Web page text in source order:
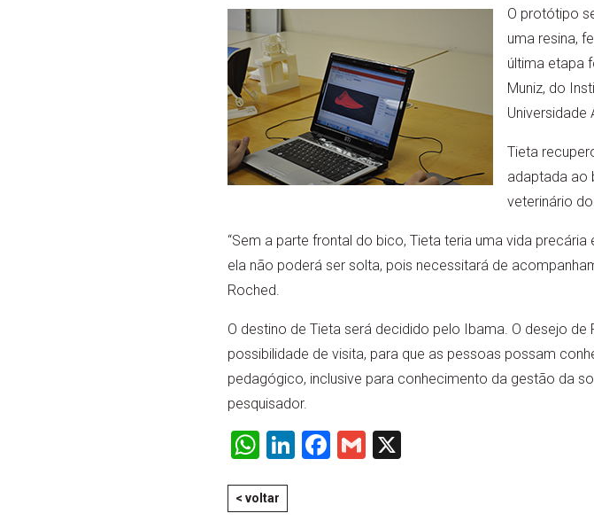
O protótipo
uma resina,
última etapa
Muniz, do
Universidade
Tieta
adaptada ao
veterinário
“Sem a parte frontal do bico, Tieta teria uma vida
ela não poderá ser solta, pois necessitará de
Roched.
O destino de Tieta será decidido pelo Ibama. O desejo
possibilidade de visita, para que as pessoas possam
pedagógico, inclusive para conhecimento da gestão da
pesquisador.
WhatsApp
LinkedIn
Facebook
Gmail
X
< voltar